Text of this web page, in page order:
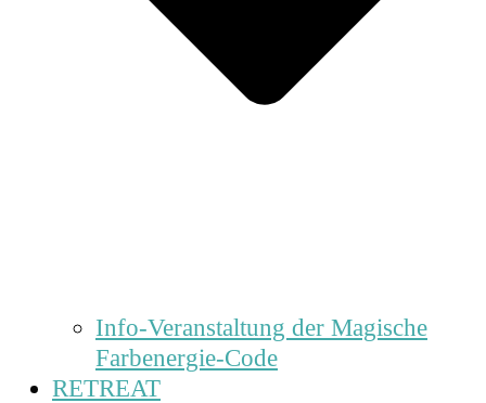
Info-Veranstaltung der Magische
Farbenergie-Code
RETREAT